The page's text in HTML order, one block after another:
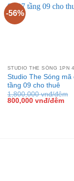
-56%
STUDIO THE SÓNG 1PN
Studio The Sóng mã
tầng 09 cho thuê
1,800,000vnđ/đêm
Giá
800,000 vnđ/đêmGiá